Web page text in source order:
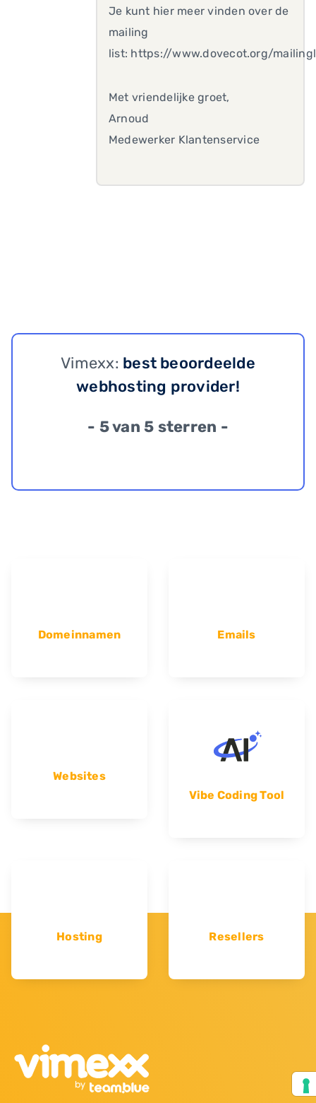
Je kunt hier meer vinden over de
mailing
list: https://www.dovecot.org/
Met vriendelijke groet,
Arnoud
Medewerker Klantenservice
Vimexx: best beoordeelde
webhosting provider!
- 5 van 5 sterren -
Domeinnamen Emails
Websites
Vibe Coding Tool
Hosting Resellers